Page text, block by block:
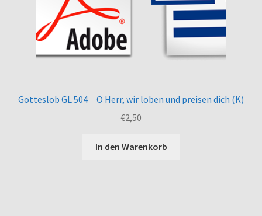
Gotteslob GL 504 O Herr, wir loben und preisen dich (K)
€2,50
In den Warenkorb